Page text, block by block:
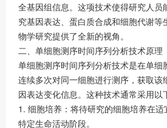
全基因组信息。这项技术使得研究人员
究基因表达、蛋白质合成和细胞代谢等
物学研究提供了全新的视角。
二、单细胞测序时间序列分析技术原理
单细胞测序时间序列分析技术是在单细
连续多次对同一细胞进行测序，获取该
因表达变化信息。这种技术通常采用以
1. 细胞培养：将待研究的细胞培养在
特定生命活动阶段。